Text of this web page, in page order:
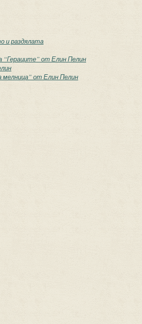
и раздялата
“Гераците” от Елин Пелин
от Елин Пелин